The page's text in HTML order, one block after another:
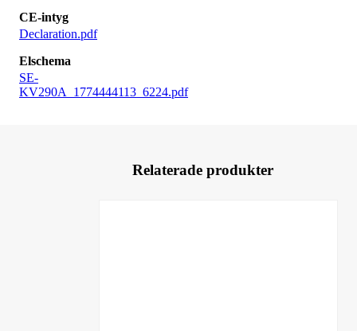
CE-intyg
Declaration.pdf
Elschema
SE-
KV290A_1774444113_6224.pdf
Relaterade produkter